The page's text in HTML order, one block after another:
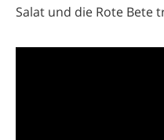
Salat und die Rote Bete